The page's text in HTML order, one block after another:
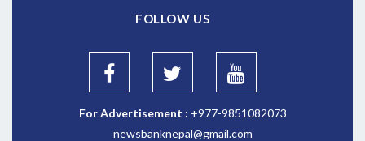
FOLLOW US
For Advertisement : +977-9851082073
newsbanknepal@gmail.com